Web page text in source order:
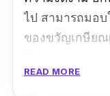
ไป สามารถมอ
ของขวัญเกษียณ
READ MORE